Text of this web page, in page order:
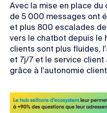
Avec la mise en place du
de 5 000 messages ont
et plus 800 escalades
vers le chatbot depuis le
clients sont plus fluides,
et 7j/7 et le service
grâce à l'autonomie